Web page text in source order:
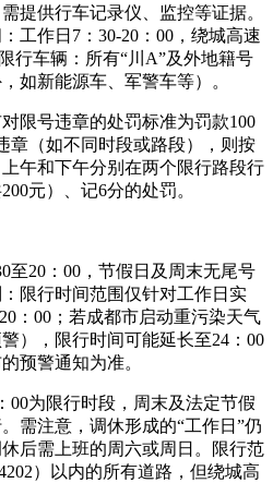
提供行车记录仪、监控等证据。
工作日7：30-20：00，绕城高速
行车辆：所有“川A”及外地籍号
如新能源车、军警车等）。
限号违章的处罚标准为罚款100
章（如不同时段或路段），则按
午和下午分别在两个限行路段行
元）、记6分的处罚。
至20：00，节假日及周末无尾号
限行时间范围仅针对工作日实
：00；若成都市启动重污染天气
），限行时间可能延长至24：00
预警通知为准。
00为限行时段，周末及法定节假
需注意，调休形成的“工作日”仍
后需上班的周六或周日。限行范
）以内的所有道路，但绕城高